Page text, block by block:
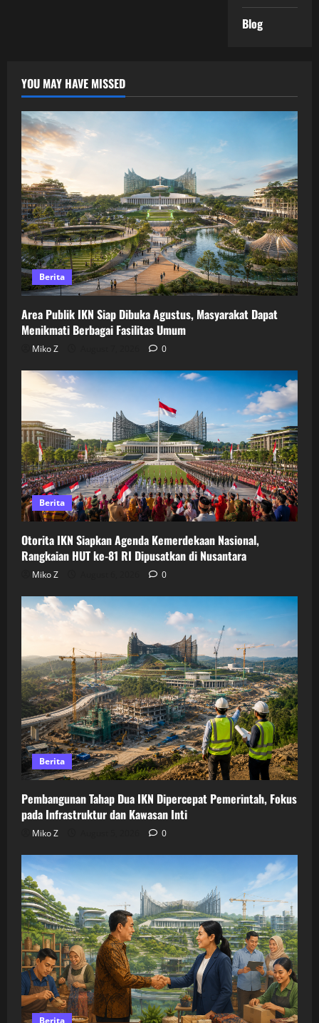
Blog
YOU MAY HAVE MISSED
Berita
Area Publik IKN Siap Dibuka Agustus, Masyarakat Dapat
Menikmati Berbagai Fasilitas Umum
Miko Z 0
Berita
Otorita IKN Siapkan Agenda Kemerdekaan Nasional,
Rangkaian HUT ke-81 RI Dipusatkan di Nusantara
Miko Z 0
Berita
Pembangunan Tahap Dua IKN Dipercepat Pemerintah, Fokus
pada Infrastruktur dan Kawasan Inti
Miko Z 0